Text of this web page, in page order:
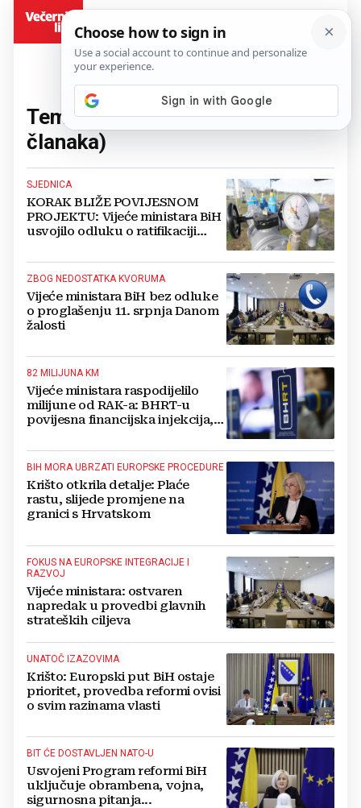
Tema:Vijeće ministara(311
članaka)
SJEDNICA
KORAK BLIŽE POVIJESNOM
PROJEKTU: Vijeće ministara BiH
usvojilo odluku o ratifikaciji
ZBOG NEDOSTATKA KVORUMA
Vijeće ministara BiH bez odluke
o proglašenju 11. srpnja Danom
žalosti
82 MILIJUNA KM
Vijeće ministara raspodijelilo
milijune od RAK-a: BHRT-u
povijesna financijska injekcija,
BIH MORA UBRZATI EUROPSKE PROCEDURE
Krišto otkrila detalje: Plaće
rastu, slijede promjene na
granici s Hrvatskom
FOKUS NA EUROPSKE INTEGRACIJE I
RAZVOJ
Vijeće ministara: ostvaren
napredak u provedbi glavnih
strateških ciljeva
UNATOČ IZAZOVIMA
Krišto: Europski put BiH ostaje
prioritet, provedba reformi ovisi
o svim razinama vlasti
BIT ĆE DOSTAVLJEN NATO-U
Usvojeni Program reformi BiH
uključuje obrambena, vojna,
sigurnosna pitanja...